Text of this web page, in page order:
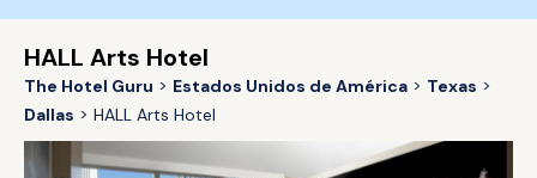
HALL Arts Hotel
The Hotel Guru Estados Unidos de América
Texas
Dallas
HALL Arts Hotel